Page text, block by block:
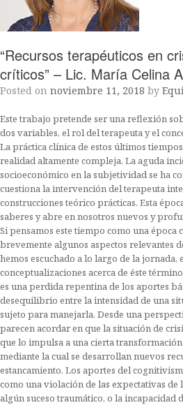
“Recursos terapéuticos en
críticos” – Lic. María Celina
Posted on noviembre 11, 2018 by
Este trabajo pretende ser una reflexión
dos variables, el rol del terapeuta y el
La práctica clínica de estos últimos
realidad altamente compleja. La aguda
socioeconómico en la subjetividad se ha
cuestiona la intervención del terapeuta
construcciones teórico prácticas. Esta
saberes y abre en nosotros nuevos y
Si pensamos este tiempo como una época
brevemente algunos aspectos relevantes
hemos escuchado a lo largo de la jornada,
conceptualizaciones acerca de éste
es una perdida repentina de los aportes
desequilibrio entre la intensidad de una
sujeto para manejarla. Desde una
parecen acordar en que la situación de
que lo impulsa a una cierta
mediante la cual se desarrollan nuevos
estancamiento. Los aportes del
como una violación de las expectativas
algún suceso traumático, o la incapacidad